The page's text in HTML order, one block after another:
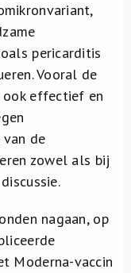
pericarditis
Vooral de
ook effectief en
de
zowel als bij
nagaan, op
Moderna-vaccin